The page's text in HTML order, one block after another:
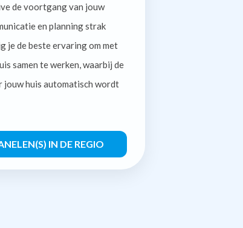
de voortgang van jouw
en planning strak
je de beste ervaring om met
samen te werken, waarbij de
huis automatisch wordt
IN DE REGIO